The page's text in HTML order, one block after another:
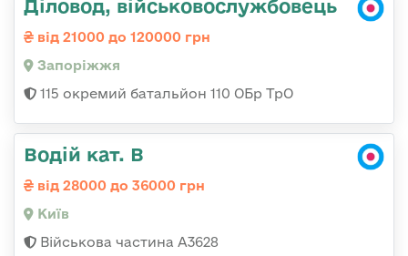
Діловод, військовослужбовець
від 21000 до 120000 грн
Запоріжжя
115 окремий батальйон 110 ОБр ТрО
Водій кат. В
від 28000 до 36000 грн
Київ
Військова частина А3628